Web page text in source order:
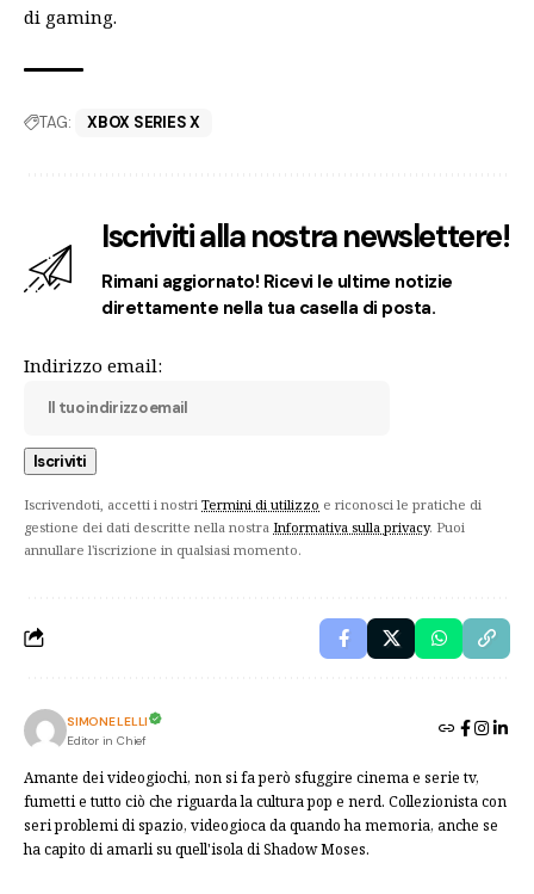
di gaming.
TAG: XBOX SERIES X
Iscriviti alla nostra newslettere!
Rimani aggiornato! Ricevi le ultime notizie
direttamente nella tua casella di posta.
Indirizzo email:
Iscrivendoti, accetti i nostri Termini di utilizzo e riconosci le pratiche di
gestione dei dati descritte nella nostra Informativa sulla privacy. Puoi
annullare l'iscrizione in qualsiasi momento.
SIMONE LELLI
Editor in Chief
Amante dei videogiochi, non si fa però sfuggire cinema e serie tv,
fumetti e tutto ciò che riguarda la cultura pop e nerd. Collezionista con
seri problemi di spazio, videogioca da quando ha memoria, anche se
ha capito di amarli su quell'isola di Shadow Moses.